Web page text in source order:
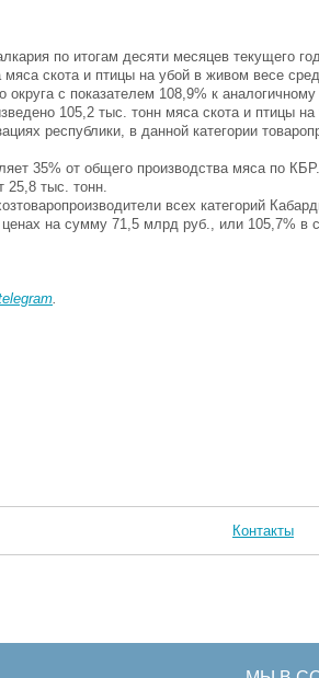
по итогам десяти месяцев текущего
мяса скота и птицы на убой в живом весе
округа с показателем 108,9% к аналогичному
105,2 тыс. тонн мяса скота и птицы
республики, в данной категории
35% от общего производства мяса по
25,8 тыс. тонн.
всех категорий
на сумму 71,5 млрд руб., или 105,7% в
Контакты